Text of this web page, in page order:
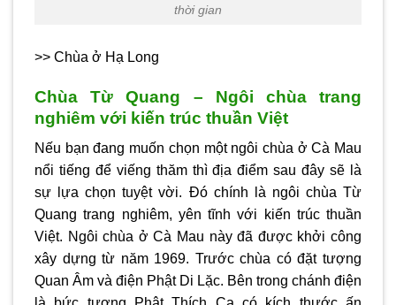
thời gian
>> Chùa ở Hạ Long
Chùa Từ Quang – Ngôi chùa trang
nghiêm với kiến trúc thuần Việt
Nếu bạn đang muốn chọn một ngôi chùa ở Cà Mau
nổi tiếng để viếng thăm thì địa điểm sau đây sẽ là
sự lựa chọn tuyệt vời. Đó chính là ngôi chùa Từ
Quang trang nghiêm, yên tĩnh với kiến trúc thuần
Việt. Ngôi chùa ở Cà Mau này đã được khởi công
xây dựng từ năm 1969. Trước chùa có đặt tượng
Quan Âm và điện Phật Di Lặc. Bên trong chánh điện